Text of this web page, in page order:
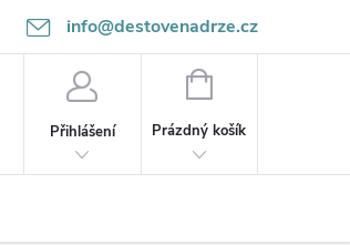
info@destovenadrze.cz
Přihlášení
NÁKUPNÍ
Prázdný košík